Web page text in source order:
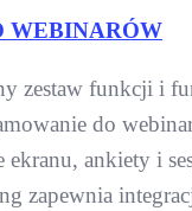
WEBINARÓW
zestaw funkcji i
do
ankiety i
zapewnia